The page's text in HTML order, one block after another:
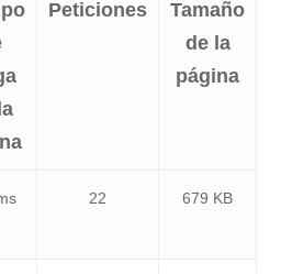
Peticiones
Tamaño
de la
página
22 679 KB